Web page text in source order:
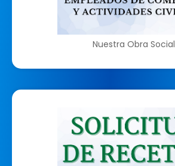
Nuestra Obra Social